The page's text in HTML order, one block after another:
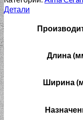
Детали
Длина
Ширина